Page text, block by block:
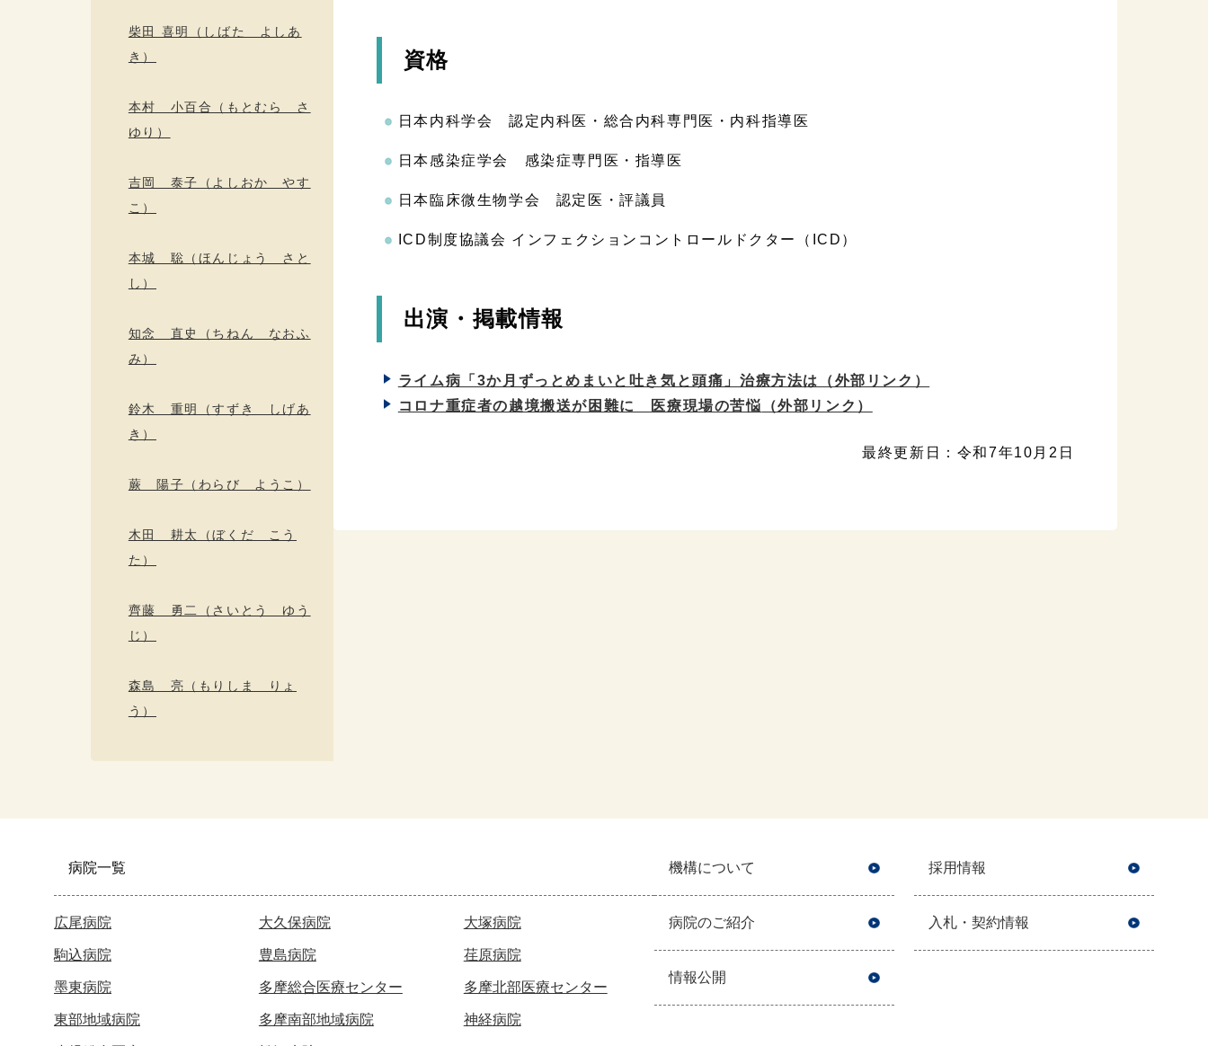
資格
日本内科学会 認定内科医・総合内科専門医・内科指導医
日本感染症学会 感染症専門医・指導医
日本臨床微生物学会 認定医・評議員
ICD制度協議会 インフェクションコントロールドクター（ICD）
出演・掲載情報
ライム病「3か月ずっとめまいと吐き気と頭痛」治療方法は
（外部リンク）
コロナ重症者の越境搬送が困難に 医療現場の苦悩 （外部リンク）
最終更新日：令和7年10月2日
柴田 喜明（しばた よしあ
き）
本村 小百合（もとむら さ
ゆり）
吉岡 泰子（よしおか やす
こ）
本城 聡（ほんじょう さと
し）
知念 直史（ちねん なおふ
み）
鈴木 重明（すずき しげあ
き）
蕨 陽子（わらび ようこ）
木田 耕太（ぼくだ こう
た）
齊藤 勇二（さいとう ゆう
じ）
森島 亮（もりしま りょ
う）
病院一覧
広尾病院 大久保病院 大塚病院
駒込病院 豊島病院 荏原病院
墨東病院 多摩総合医療センター 多摩北部医療センター
東部地域病院 多摩南部地域病院 神経病院
機構について
病院のご紹介
情報公開
採用情報
入札・契約情報